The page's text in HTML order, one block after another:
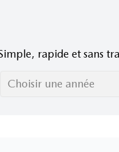
rapide et sans
Choisir une année